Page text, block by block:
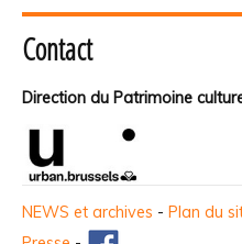
Contact
Direction du Patrimoine
NEWS et archives - Plan du